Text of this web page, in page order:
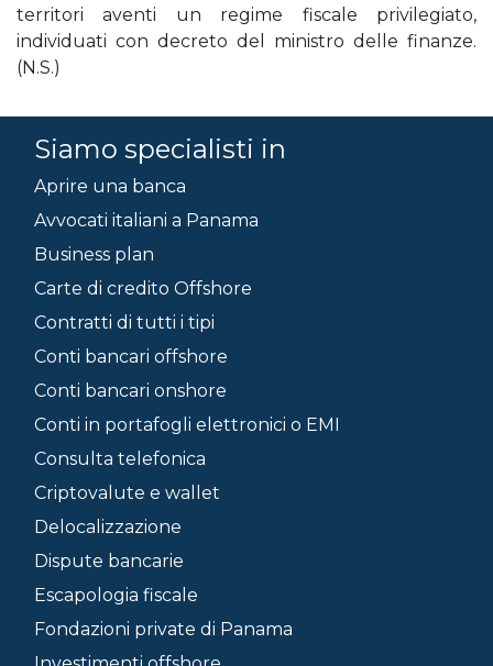
territori aventi un regime fiscale privilegiato,
individuati con decreto del ministro delle finanze.
(N.S.)
Siamo specialisti in
Aprire una banca
Avvocati italiani a Panama
Business plan
Carte di credito Offshore
Contratti di tutti i tipi
Conti bancari offshore
Conti bancari onshore
Conti in portafogli elettronici o EMI
Consulta telefonica
Criptovalute e wallet
Delocalizzazione
Dispute bancarie
Escapologia fiscale
Fondazioni private di Panama